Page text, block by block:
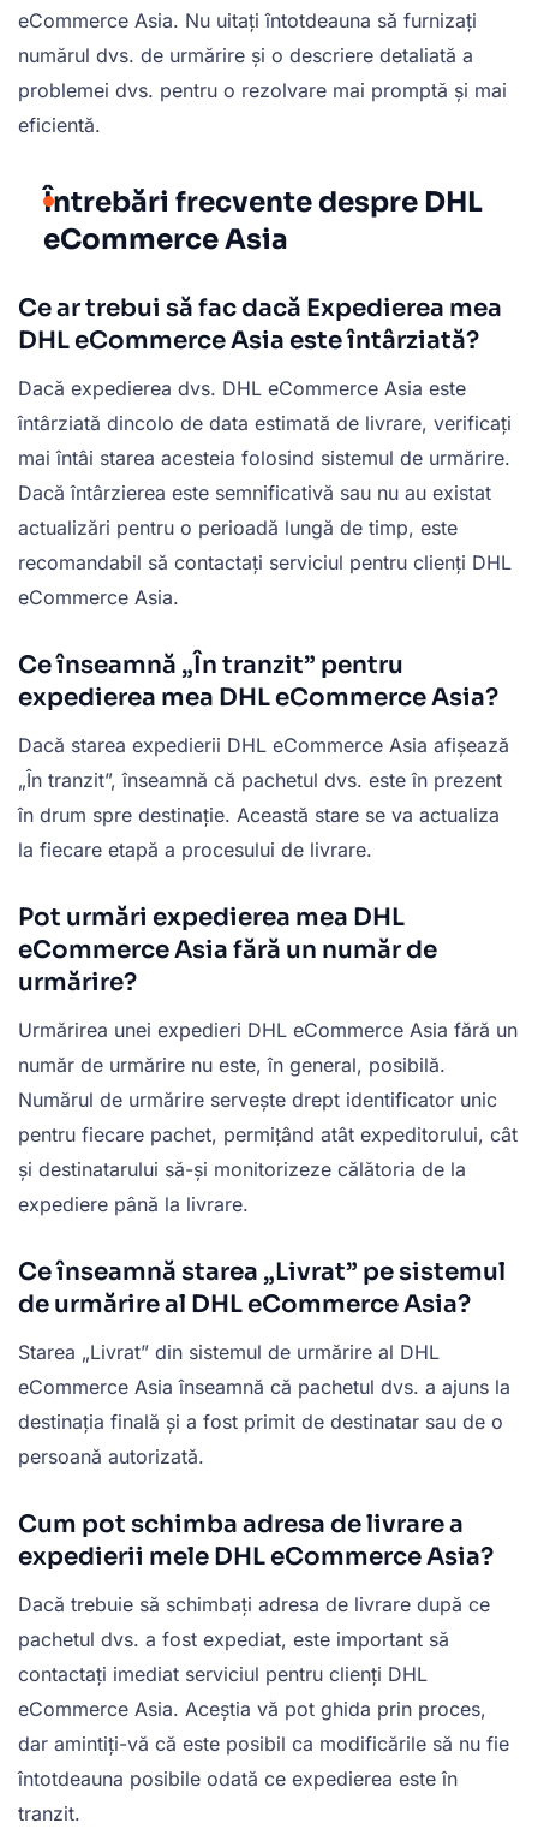
eCommerce Asia. Nu uitați întotdeauna să furnizați
numărul dvs. de urmărire și o descriere detaliată a
problemei dvs. pentru o rezolvare mai promptă și mai
eficientă.
Întrebări frecvente despre DHL
eCommerce Asia
Ce ar trebui să fac dacă Expedierea mea
DHL eCommerce Asia este întârziată?
Dacă expedierea dvs. DHL eCommerce Asia este
întârziată dincolo de data estimată de livrare, verificați
mai întâi starea acesteia folosind sistemul de urmărire.
Dacă întârzierea este semnificativă sau nu au existat
actualizări pentru o perioadă lungă de timp, este
recomandabil să contactați serviciul pentru clienți DHL
eCommerce Asia.
Ce înseamnă „În tranzit” pentru
expedierea mea DHL eCommerce Asia?
Dacă starea expedierii DHL eCommerce Asia afișează
„În tranzit”, înseamnă că pachetul dvs. este în prezent
în drum spre destinație. Această stare se va actualiza
la fiecare etapă a procesului de livrare.
Pot urmări expedierea mea DHL
eCommerce Asia fără un număr de
urmărire?
Urmărirea unei expedieri DHL eCommerce Asia fără un
număr de urmărire nu este, în general, posibilă.
Numărul de urmărire servește drept identificator unic
pentru fiecare pachet, permițând atât expeditorului, cât
și destinatarului să-și monitorizeze călătoria de la
expediere până la livrare.
Ce înseamnă starea „Livrat” pe sistemul
de urmărire al DHL eCommerce Asia?
Starea „Livrat” din sistemul de urmărire al DHL
eCommerce Asia înseamnă că pachetul dvs. a ajuns la
destinația finală și a fost primit de destinatar sau de o
persoană autorizată.
Cum pot schimba adresa de livrare a
expedierii mele DHL eCommerce Asia?
Dacă trebuie să schimbați adresa de livrare după ce
pachetul dvs. a fost expediat, este important să
contactați imediat serviciul pentru clienți DHL
eCommerce Asia. Aceștia vă pot ghida prin proces,
dar amintiți-vă că este posibil ca modificările să nu fie
întotdeauna posibile odată ce expedierea este în
tranzit.